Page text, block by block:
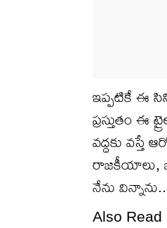
ఇప్పటికే ఈ
ప్రస్తుతం
వద్దకు
రాజకీయాలు,
నేను
Also Read